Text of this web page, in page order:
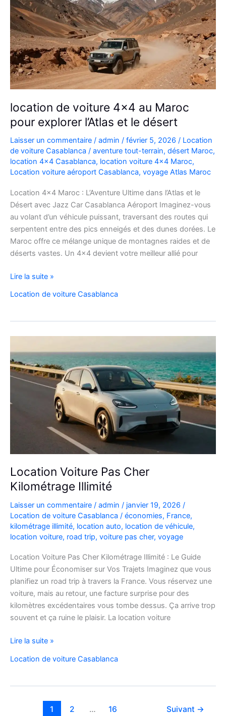
location de voiture 4×4 au Maroc
pour explorer l’Atlas et le désert
Laisser un commentaire / admin / février 5, 2026 / Location
de voiture Casablanca / aventure tout-terrain, désert Maroc,
location 4x4 Casablanca, location voiture 4x4 Maroc,
Location voiture aéroport Casablanca, voyage Atlas Maroc
Location 4×4 Maroc : L’Aventure Ultime dans l’Atlas et le
Désert avec Jazz Car Casablanca Aéroport Imaginez-vous
au volant d’un véhicule puissant, traversant des routes qui
serpentent entre des pics enneigés et des dunes dorées. Le
Maroc offre ce mélange unique de montagnes raides et de
déserts vastes. Un 4×4 devient votre meilleur allié pour
location
voiture
au
Maroc
explorer
l’Atlas
Lire la suite »
Location de voiture Casablanca
Location Voiture Pas Cher
Kilométrage Illimité
Laisser un commentaire / admin / janvier 19, 2026 /
Location de voiture Casablanca / économies, France,
kilométrage illimité, location auto, location de véhicule,
location voiture, road trip, voiture pas cher, voyage
Location Voiture Pas Cher Kilométrage Illimité : Le Guide
Ultime pour Économiser sur Vos Trajets Imaginez que vous
planifiez un road trip à travers la France. Vous réservez une
voiture, mais au retour, une facture surprise pour des
kilomètres excédentaires vous tombe dessus. Ça arrive trop
souvent et ça ruine le plaisir. La location voiture
Location
Pas
Kilométrage
Lire la suite »
Location de voiture Casablanca
1 2 … 16 Suivant →